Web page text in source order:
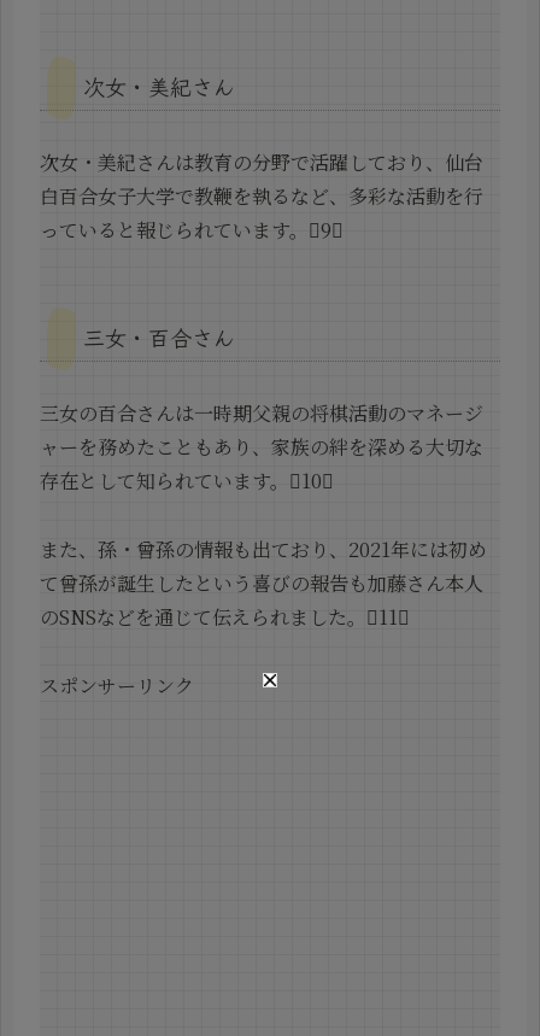
次女・美紀さん
次女・美紀さんは教育の分野で活躍しており、仙台
白百合女子大学で教鞭を執るなど、多彩な活動を行
っていると報じられています。9
三女・百合さん
三女の百合さんは一時期父親の将棋活動のマネージ
ャーを務めたこともあり、家族の絆を深める大切な
存在として知られています。10
また、孫・曾孫の情報も出ており、2021年には初め
て曾孫が誕生したという喜びの報告も加藤さん本人
のSNSなどを通じて伝えられました。11
スポンサーリンク